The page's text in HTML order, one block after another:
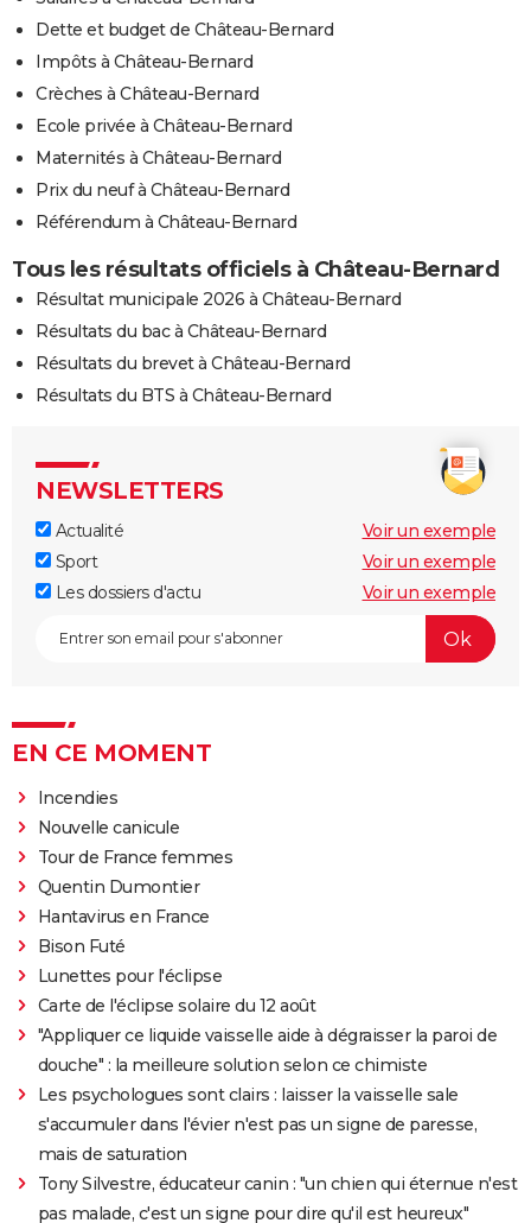
Dette et budget de Château-Bernard
Impôts à Château-Bernard
Crèches à Château-Bernard
Ecole privée à Château-Bernard
Maternités à Château-Bernard
Prix du neuf à Château-Bernard
Référendum à Château-Bernard
Tous les résultats officiels à Château-Bernard
Résultat municipale 2026 à Château-Bernard
Résultats du bac à Château-Bernard
Résultats du brevet à Château-Bernard
Résultats du BTS à Château-Bernard
NEWSLETTERS
Actualité
Voir un exemple
Sport
Voir un exemple
Les dossiers d'actu
Voir un exemple
EN CE MOMENT
Incendies
Nouvelle canicule
Tour de France femmes
Quentin Dumontier
Hantavirus en France
Bison Futé
Lunettes pour l'éclipse
Carte de l'éclipse solaire du 12 août
"Appliquer ce liquide vaisselle aide à dégraisser la paroi de
douche" : la meilleure solution selon ce chimiste
Les psychologues sont clairs : laisser la vaisselle sale
s'accumuler dans l'évier n'est pas un signe de paresse,
mais de saturation
Tony Silvestre, éducateur canin : "un chien qui éternue n'est
pas malade, c'est un signe pour dire qu'il est heureux"